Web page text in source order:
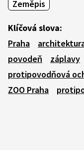
Zeměpis
Klíčová slova:
Praha
povodeň
záplavy
protipovodňová
ZOO Praha